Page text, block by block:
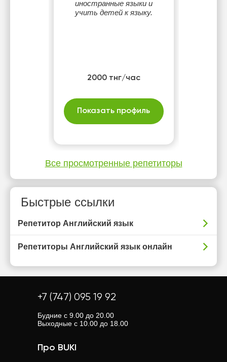
иностранные языки и
учить детей к языку.
2000 тнг/час
Показать профиль
Все просмотренные репетиторы
Быстрые ссылки
Репетитор Английский язык
Репетиторы Английский язык онлайн
+7 (747) 095 19 92
Будние с 9.00 до 20.00
Выходные с 10.00 до 18.00
Про BUKI